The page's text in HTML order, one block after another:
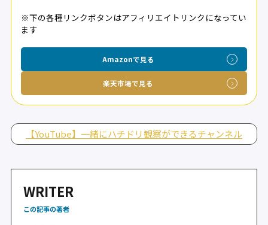
※下の各種リンクボタンはアフィリエイトリンクになってい
ます
Amazonで見る
楽天市場で見る
【YouTube】一緒にハチドリ観察ができるチャンネル
WRITER
この記事の著者